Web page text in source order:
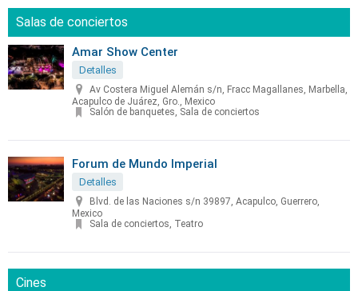
Salas de conciertos
Amar Show Center
Detalles
Av Costera Miguel Alemán s/n, Fracc Magallanes, Marbella,
Acapulco de Juárez, Gro., Mexico
Salón de banquetes, Sala de conciertos
Forum de Mundo Imperial
Detalles
Blvd. de las Naciones s/n 39897, Acapulco, Guerrero,
Mexico
Sala de conciertos, Teatro
Cines